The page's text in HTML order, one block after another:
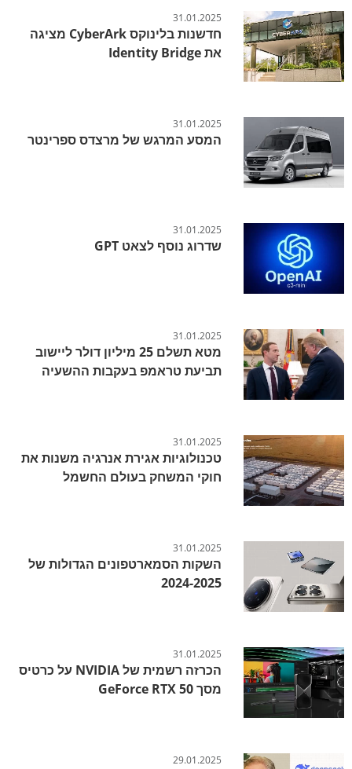
31.01.2025
חדשנות בלינוקס CyberArk מציגה
את Identity Bridge
31.01.2025
המסע המרגש של מרצדס ספרינטר
31.01.2025
שדרוג נוסף לצאט GPT
31.01.2025
מטא תשלם 25 מיליון דולר ליישוב
תביעת טראמפ בעקבות ההשעיה
31.01.2025
טכנולוגיות אגירת אנרגיה משנות את
חוקי המשחק בעולם החשמל
31.01.2025
השקות הסמארטפונים הגדולות של
2024-2025
31.01.2025
הכרזה רשמית של NVIDIA על כרטיס
מסך GeForce RTX 50
29.01.2025